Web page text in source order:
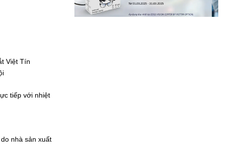
Việt Tín
tiếp với nhiệt
nhà sản xuất